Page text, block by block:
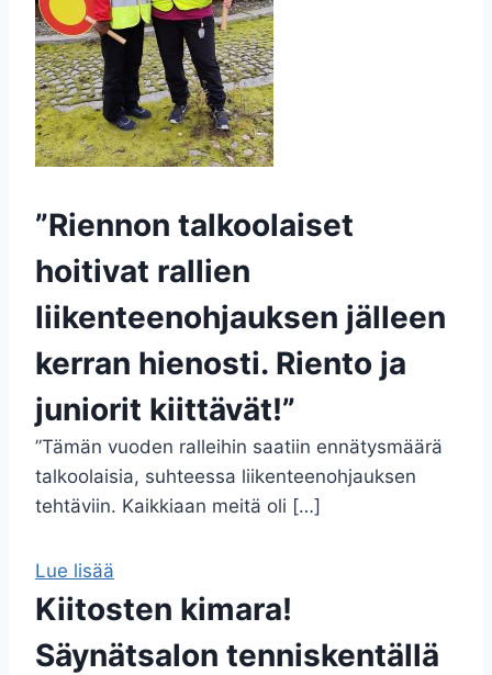
”Riennon talkoolaiset
hoitivat rallien
liikenteenohjauksen jälleen
kerran hienosti. Riento ja
juniorit kiittävät!”
”Tämän vuoden ralleihin saatiin ennätysmäärä
talkoolaisia, suhteessa liikenteenohjauksen
tehtäviin. Kaikkiaan meitä oli […]
Lue lisää
Kiitosten kimara!
Säynätsalon tenniskentällä